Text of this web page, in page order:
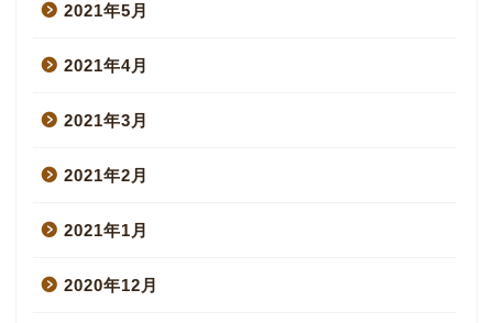
2021年5月
2021年4月
2021年3月
2021年2月
2021年1月
2020年12月